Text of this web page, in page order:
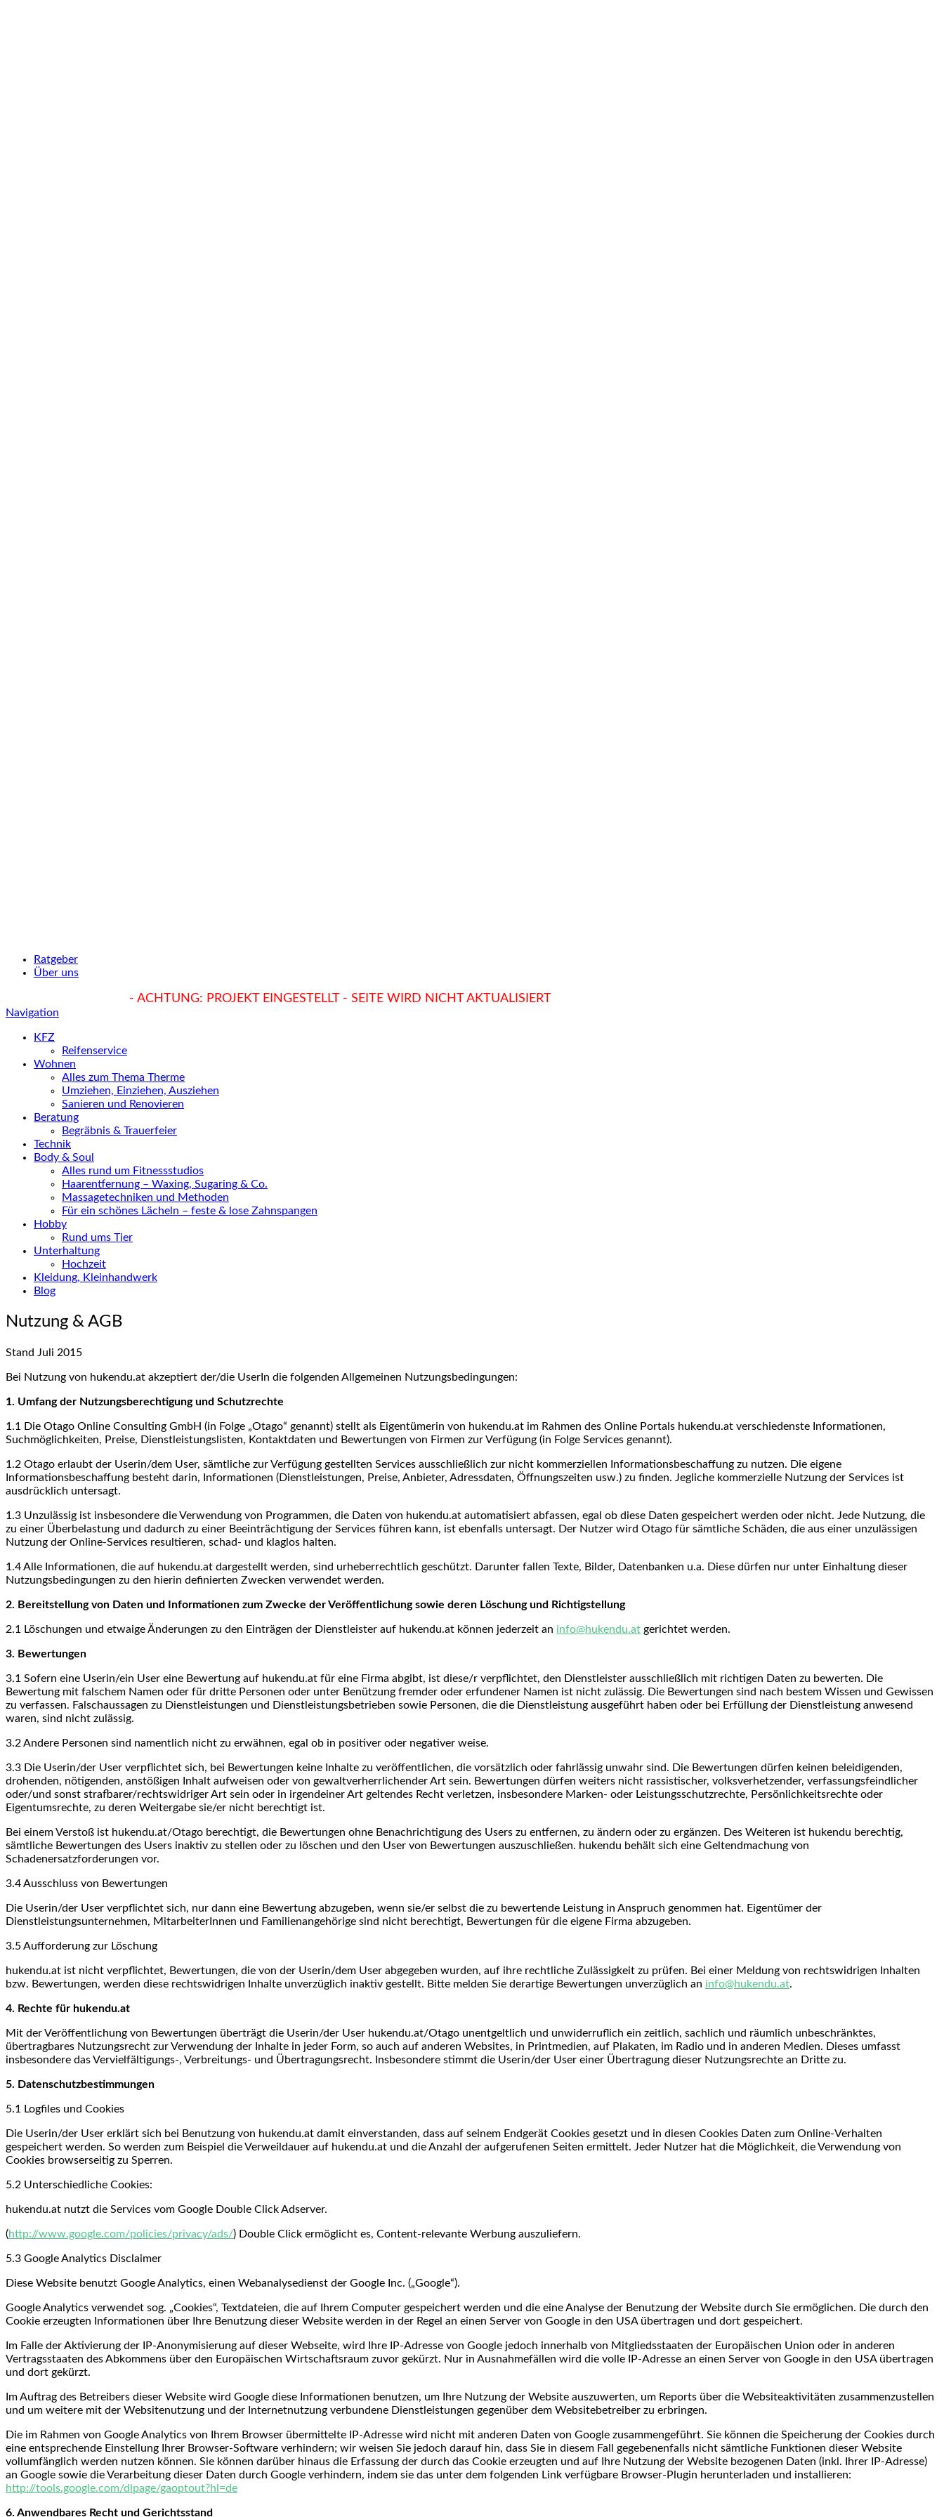
Ratgeber
Über uns
- ACHTUNG: PROJEKT EINGESTELLT - SEITE WIRD NICHT AKTUALISIERT
Navigation
KFZ
Reifenservice
Wohnen
Alles zum Thema Therme
Umziehen, Einziehen, Ausziehen
Sanieren und Renovieren
Beratung
Begräbnis & Trauerfeier
Technik
Body & Soul
Alles rund um Fitnessstudios
Haarentfernung – Waxing, Sugaring & Co.
Massagetechniken und Methoden
Für ein schönes Lächeln – feste & lose Zahnspangen
Hobby
Rund ums Tier
Unterhaltung
Hochzeit
Kleidung, Kleinhandwerk
Blog
Nutzung & AGB
Stand Juli 2015
Bei Nutzung von hukendu.at akzeptiert der/die UserIn die folgenden Allgemeinen Nutzungsbedingungen:
1. Umfang der Nutzungsberechtigung und Schutzrechte
1.1 Die Otago Online Consulting GmbH (in Folge „Otago“ genannt) stellt als Eigentümerin von hukendu.at im Rahmen des Online Portals hukendu.at verschiedenste Informationen,
Suchmöglichkeiten, Preise, Dienstleistungslisten, Kontaktdaten und Bewertungen von Firmen zur Verfügung (in Folge Services genannt).
1.2 Otago erlaubt der Userin/dem User, sämtliche zur Verfügung gestellten Services ausschließlich zur nicht kommerziellen Informationsbeschaffung zu nutzen. Die eigene
Informationsbeschaffung besteht darin, Informationen (Dienstleistungen, Preise, Anbieter, Adressdaten, Öffnungszeiten usw.) zu finden. Jegliche kommerzielle Nutzung der Services ist
ausdrücklich untersagt.
1.3 Unzulässig ist insbesondere die Verwendung von Programmen, die Daten von hukendu.at automatisiert abfassen, egal ob diese Daten gespeichert werden oder nicht. Jede Nutzung, die
zu einer Überbelastung und dadurch zu einer Beeinträchtigung der Services führen kann, ist ebenfalls untersagt. Der Nutzer wird Otago für sämtliche Schäden, die aus einer unzulässigen
Nutzung der Online-Services resultieren, schad- und klaglos halten.
1.4 Alle Informationen, die auf hukendu.at dargestellt werden, sind urheberrechtlich geschützt. Darunter fallen Texte, Bilder, Datenbanken u.a. Diese dürfen nur unter Einhaltung dieser
Nutzungsbedingungen zu den hierin definierten Zwecken verwendet werden.
2. Bereitstellung von Daten und Informationen zum Zwecke der Veröffentlichung sowie deren Löschung und Richtigstellung
2.1 Löschungen und etwaige Änderungen zu den Einträgen der Dienstleister auf hukendu.at können jederzeit an info@hukendu.at gerichtet werden.
3. Bewertungen
3.1 Sofern eine Userin/ein User eine Bewertung auf hukendu.at für eine Firma abgibt, ist diese/r verpflichtet, den Dienstleister ausschließlich mit richtigen Daten zu bewerten. Die
Bewertung mit falschem Namen oder für dritte Personen oder unter Benützung fremder oder erfundener Namen ist nicht zulässig. Die Bewertungen sind nach bestem Wissen und Gewissen
zu verfassen. Falschaussagen zu Dienstleistungen und Dienstleistungsbetrieben sowie Personen, die die Dienstleistung ausgeführt haben oder bei Erfüllung der Dienstleistung anwesend
waren, sind nicht zulässig.
3.2 Andere Personen sind namentlich nicht zu erwähnen, egal ob in positiver oder negativer weise.
3.3 Die Userin/der User verpflichtet sich, bei Bewertungen keine Inhalte zu veröffentlichen, die vorsätzlich oder fahrlässig unwahr sind. Die Bewertungen dürfen keinen beleidigenden,
drohenden, nötigenden, anstößigen Inhalt aufweisen oder von gewaltverherrlichender Art sein. Bewertungen dürfen weiters nicht rassistischer, volksverhetzender, verfassungsfeindlicher
oder/und sonst strafbarer/rechtswidriger Art sein oder in irgendeiner Art geltendes Recht verletzen, insbesondere Marken- oder Leistungsschutzrechte, Persönlichkeitsrechte oder
Eigentumsrechte, zu deren Weitergabe sie/er nicht berechtigt ist.
Bei einem Verstoß ist hukendu.at/Otago berechtigt, die Bewertungen ohne Benachrichtigung des Users zu entfernen, zu ändern oder zu ergänzen. Des Weiteren ist hukendu berechtig,
sämtliche Bewertungen des Users inaktiv zu stellen oder zu löschen und den User von Bewertungen auszuschließen. hukendu behält sich eine Geltendmachung von
Schadenersatzforderungen vor.
3.4 Ausschluss von Bewertungen
Die Userin/der User verpflichtet sich, nur dann eine Bewertung abzugeben, wenn sie/er selbst die zu bewertende Leistung in Anspruch genommen hat. Eigentümer der
Dienstleistungsunternehmen, MitarbeiterInnen und Familienangehörige sind nicht berechtigt, Bewertungen für die eigene Firma abzugeben.
3.5 Aufforderung zur Löschung
hukendu.at ist nicht verpflichtet, Bewertungen, die von der Userin/dem User abgegeben wurden, auf ihre rechtliche Zulässigkeit zu prüfen. Bei einer Meldung von rechtswidrigen Inhalten
bzw. Bewertungen, werden diese rechtswidrigen Inhalte unverzüglich inaktiv gestellt. Bitte melden Sie derartige Bewertungen unverzüglich an info@hukendu.at.
4. Rechte für hukendu.at
Mit der Veröffentlichung von Bewertungen überträgt die Userin/der User hukendu.at/Otago unentgeltlich und unwiderruflich ein zeitlich, sachlich und räumlich unbeschränktes,
übertragbares Nutzungsrecht zur Verwendung der Inhalte in jeder Form, so auch auf anderen Websites, in Printmedien, auf Plakaten, im Radio und in anderen Medien. Dieses umfasst
insbesondere das Vervielfältigungs-, Verbreitungs- und Übertragungsrecht. Insbesondere stimmt die Userin/der User einer Übertragung dieser Nutzungsrechte an Dritte zu.
5. Datenschutzbestimmungen
5.1 Logfiles und Cookies
Die Userin/der User erklärt sich bei Benutzung von hukendu.at damit einverstanden, dass auf seinem Endgerät Cookies gesetzt und in diesen Cookies Daten zum Online-Verhalten
gespeichert werden. So werden zum Beispiel die Verweildauer auf hukendu.at und die Anzahl der aufgerufenen Seiten ermittelt. Jeder Nutzer hat die Möglichkeit, die Verwendung von
Cookies browserseitig zu Sperren.
5.2 Unterschiedliche Cookies:
hukendu.at nutzt die Services vom Google Double Click Adserver.
(http://www.google.com/policies/privacy/ads/) Double Click ermöglicht es, Content-relevante Werbung auszuliefern.
5.3 Google Analytics Disclaimer
Diese Website benutzt Google Analytics, einen Webanalysedienst der Google Inc. („Google“).
Google Analytics verwendet sog. „Cookies“, Textdateien, die auf Ihrem Computer gespeichert werden und die eine Analyse der Benutzung der Website durch Sie ermöglichen. Die durch den
Cookie erzeugten Informationen über Ihre Benutzung dieser Website werden in der Regel an einen Server von Google in den USA übertragen und dort gespeichert.
Im Falle der Aktivierung der IP-Anonymisierung auf dieser Webseite, wird Ihre IP-Adresse von Google jedoch innerhalb von Mitgliedsstaaten der Europäischen Union oder in anderen
Vertragsstaaten des Abkommens über den Europäischen Wirtschaftsraum zuvor gekürzt. Nur in Ausnahmefällen wird die volle IP-Adresse an einen Server von Google in den USA übertragen
und dort gekürzt.
Im Auftrag des Betreibers dieser Website wird Google diese Informationen benutzen, um Ihre Nutzung der Website auszuwerten, um Reports über die Websiteaktivitäten zusammenzustellen
und um weitere mit der Websitenutzung und der Internetnutzung verbundene Dienstleistungen gegenüber dem Websitebetreiber zu erbringen.
Die im Rahmen von Google Analytics von Ihrem Browser übermittelte IP-Adresse wird nicht mit anderen Daten von Google zusammengeführt. Sie können die Speicherung der Cookies durch
eine entsprechende Einstellung Ihrer Browser-Software verhindern; wir weisen Sie jedoch darauf hin, dass Sie in diesem Fall gegebenenfalls nicht sämtliche Funktionen dieser Website
vollumfänglich werden nutzen können. Sie können darüber hinaus die Erfassung der durch das Cookie erzeugten und auf Ihre Nutzung der Website bezogenen Daten (inkl. Ihrer IP-Adresse)
an Google sowie die Verarbeitung dieser Daten durch Google verhindern, indem sie das unter dem folgenden Link verfügbare Browser-Plugin herunterladen und installieren:
http://tools.google.com/dlpage/gaoptout?hl=de
6. Anwendbares Recht und Gerichtsstand